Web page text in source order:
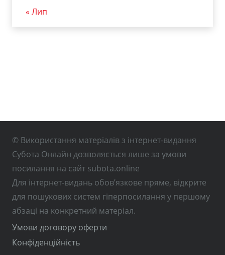
« Лип
© Використання матеріалів з інтернет-видання
Субота Онлайн дозволяється лише за умови
посилання на сайт subota.online
Для інтернет-видань обов’язкове пряме, відкрите
для пошукових систем гіперпосилання у першому
абзаці на конкретний матеріал.
Умови договору оферти
Конфіденційність